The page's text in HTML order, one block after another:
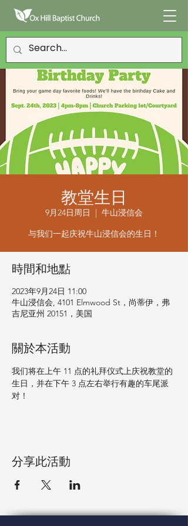
教堂生日
9月24日周日
  |
牛山浸信会
与我们一起庆祝牛山浸信会的生日！
時間和地點
2023年9月24日 11:00
牛山浸信会, 4101 Elmwood St，尚蒂伊，弗
吉尼亚州 20151，美国
關於本活動
我们将在上午 11 点的礼拜仪式上庆祝教堂的
生日，并在下午 3 点左右举行有趣的车尾派
对！
分享此活動